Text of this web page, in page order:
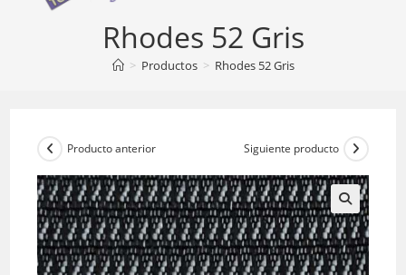
Rhodes 52 Gris
> Productos > Rhodes 52 Gris
Producto anterior Siguiente producto